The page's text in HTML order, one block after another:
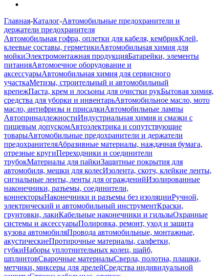
Главная-Каталог-Автомобильные предохранители и
держатели предохранителя
Автомобильная гофра, оплетки для кабеля, кембрикКлей,
клеевые составы, герметикиАвтомобильная химия для
мойкиЭлектромонтажная продукцияБатарейки, элементы
питанияАвтомоечное оборудование и
аксессуарыАвтомобильная химия для сервисного
участкаМетизы, строительный и автомобильный
крепежПаста, крем и лосьоны для очистки рукБытовая химия,
средства для уборки и инвентарьАвтомобильное масло, мото
масло, антифризы и присадкиАвтомобильные лампы
АвтопринадлежностиИндустриальная химия и смазки с
пищевым допускомАвтоэлектрика и сопутствующие
товарыАвтомобильные предохранители и держатели
предохранителяАбразивные материалы, наждачная бумага,
отрезные кругиПереходники и соединители
трубокМатериалы для пайкиЗащитные покрытия для
автомобиля, мешки для колесИзолента, скотч, клейкие ленты,
сигнальные ленты, ленты для огражденийИзолированные
наконечники, разъемы, соединители,
коннекторыНаконечники и разъемы без изоляцииРучной,
электрический и автомобильный инструментКраски,
грунтовки, лакиКабельные наконечники и гильзыОхранные
системы и аксессуарыПолировка, ремонт, уход и защита
кузова автомобиляПровода автомобильные, монтажные,
акустическиеПротирочные материалы, салфетки,
губкиНаборы уплотнительных колец, шайб,
шплинтовСварочные материалыСверла, полотна, плашки,
метчики, миксеры для дрелейСредства индивидуальной